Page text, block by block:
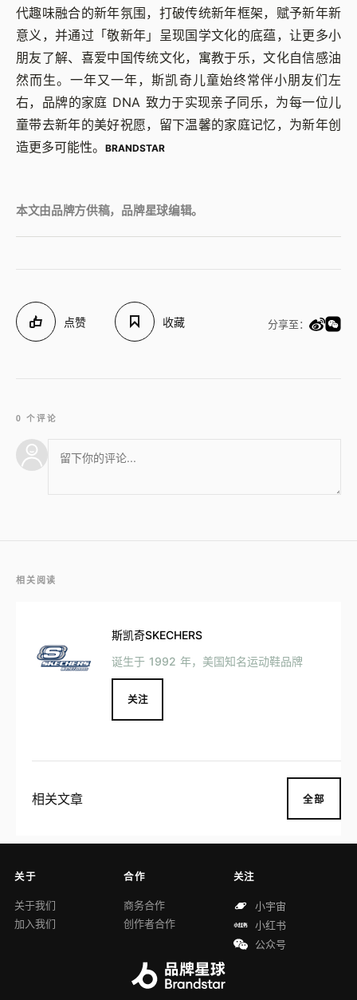
代趣味融合的新年氛围，打破传统新年框架，赋予新年新
意义，并通过「敬新年」呈现国学文化的底蕴，让更多小
朋友了解、喜爱中国传统文化，寓教于乐，文化自信感油
然而生。一年又一年，斯凯奇儿童始终常伴小朋友们左
右，品牌的家庭 DNA 致力于实现亲子同乐，为每一位儿
童带去新年的美好祝愿，留下温馨的家庭记忆，为新年创
造更多可能性。
BRANDSTAR
本文由品牌方供稿，品牌星球编辑。
点赞 收藏 分享至：
0 个评论
相关阅读
斯凯奇SKECHERS
诞生于 1992 年，美国知名运动鞋品牌
关注
相关文章 全部
关于
关于我们
加入我们
合作
商务合作
创作者合作
关注
小宇宙
小红书
公众号